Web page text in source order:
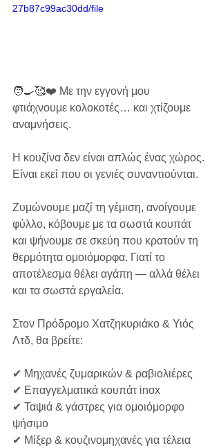
27b87c99ac30dd/file
🧑‍🍳🥰❤️ Με την εγγονή μου
φτιάχνουμε κολοκοτές… και χτίζουμε
αναμνήσεις.
Η κουζίνα δεν είναι απλώς ένας χώρος.
Είναι εκεί που οι γενιές συναντιούνται.
Ζυμώνουμε μαζί τη γέμιση, ανοίγουμε
φύλλο, κόβουμε με τα σωστά κουπάτ
και ψήνουμε σε σκεύη που κρατούν τη
θερμότητα ομοιόμορφα. Γιατί το
αποτέλεσμα θέλει αγάπη — αλλά θέλει
και τα σωστά εργαλεία.
Στον Πρόδρομο Χατζηκυριάκο & Υιός
Λτδ, θα βρείτε:
✔ Μηχανές ζυμαρικών & ραβιολιέρες
✔ Επαγγελματικά κουπάτ inox
✔ Ταψιά & γάστρες για ομοιόμορφο
ψήσιμο
✔ Μίξερ & κουζινομηχανές για τέλεια